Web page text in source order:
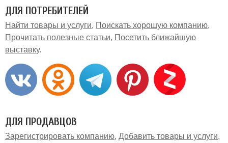
ДЛЯ ПОТРЕБИТЕЛЕЙ
Найти товары и услуги
Поискать хорошую компанию
Прочитать полезные статьи
Посетить ближайшую
выставку
ДЛЯ ПРОДАВЦОВ
Зарегистрировать компанию Добавить товары и услуги